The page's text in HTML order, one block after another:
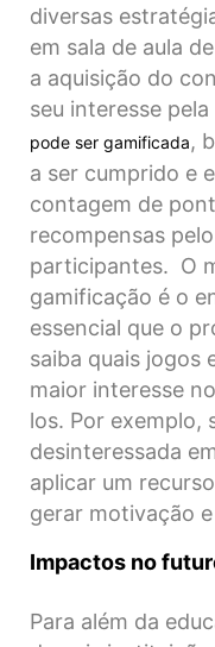
diversas
em sala de aula
a aquisição do
seu interesse
pode ser gamificada,
a ser cumprido e
contagem de
recompensas
participantes. O
gamificação é o
essencial que o
saiba quais jogos
maior interesse
los. Por exemplo,
desinteressada
aplicar um
gerar motivação
Impactos no
Para além da